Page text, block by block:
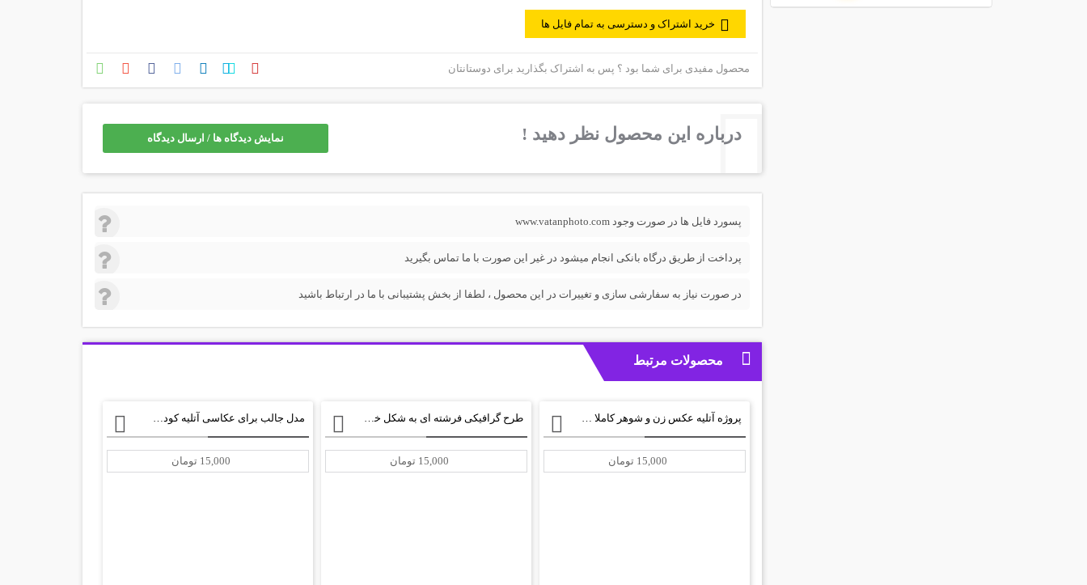
خرید اشتراک و دسترسی به تمام فایل ها
محصول مفیدی برای شما بود ؟ پس به اشتراک بگذارید برای دوستانتان
درباره این محصول نظر دهید ! نمایش دیدگاه ها / ارسال دیدگاه
پسورد فایل ها در صورت وجود www.vatanphoto.com
پرداخت از طریق درگاه بانکی انجام میشود در غیر این صورت با ما تماس بگیرید
در صورت نیاز به سفارشی سازی و تغییرات در این محصول ، لطفا از بخش پشتیبانی با ما در ارتباط باشید
محصولات مرتبط
پروژه آتلیه عکس زن و شوهر کاملا لایه باز+PSD
15,000 تومان
طرح گرافیکی فرشته ای به شکل خودمان+ psd
15,000 تومان
مدل جالب برای عکاسی آتلیه کودک با فرمت psd
15,000 تومان